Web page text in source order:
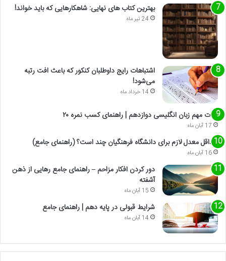
بهترین کتاب های نهایی: شاهکارهایی که باید خواند!
24 تیر ماه
اشتباهات رایج داوطلبان کنکور که باعث افت رتبه
می‌شود!
14 خرداد ماه
نکات مهم زبان انگلیسی دوازدهم | راهنمای کسب نمره ۲۰
17 آبان ماه
حداقل معدل لازم برای دانشگاه فرهنگیان چند است؟ (راهنمای جامع)
16 آبان ماه
دور کردن افکار مزاحم – راهنمای جامع رهایی از ذهن
آشفته
15 آبان ماه
شرایط قبولی در پایه دهم | راهنمای جامع
14 آبان ماه